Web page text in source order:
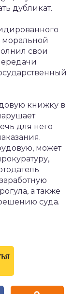
дубликат.
моральной
свои
книжку в
для него
может
а также
суда.